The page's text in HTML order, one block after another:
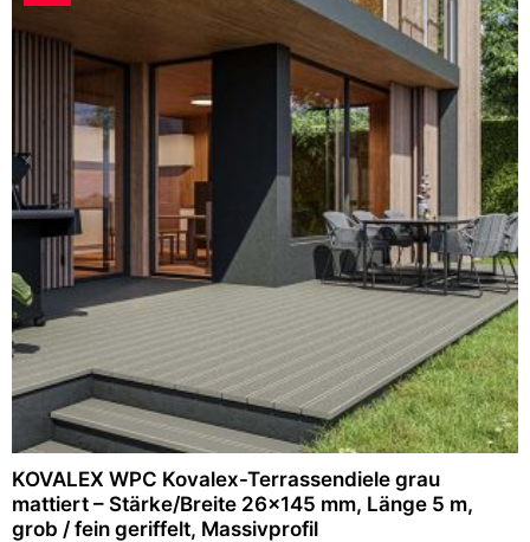
KOVALEX WPC Kovalex-Terrassendiele grau
mattiert – Stärke/Breite 26×145 mm, Länge 5 m,
grob / fein geriffelt, Massivprofil